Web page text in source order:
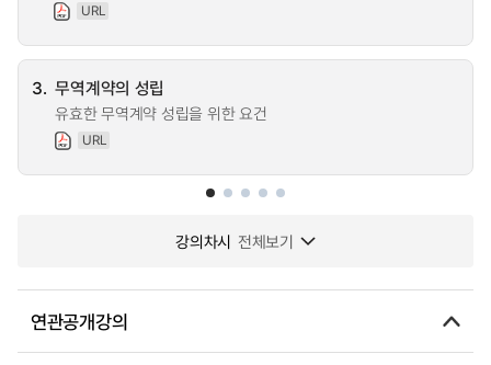
URL
3. 무역계약의 성립
유효한 무역계약 성립을 위한 요건
URL
강의차시 전체보기
연관공개강의